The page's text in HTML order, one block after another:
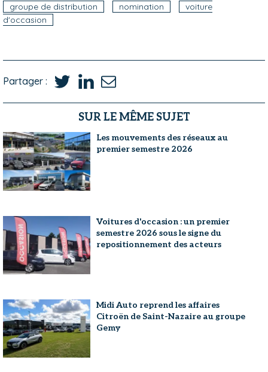
groupe de distribution nomination
voiture
d'occasion
Partager :
SUR LE MÊME SUJET
Les mouvements des réseaux au
premier semestre 2026
Voitures d'occasion : un premier
semestre 2026 sous le signe du
repositionnement des acteurs
Midi Auto reprend les affaires
Citroën de Saint-Nazaire au groupe
Gemy